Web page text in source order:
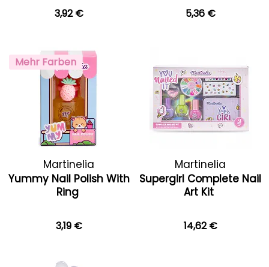
3,92 € 5,36 €
Mehr Farben
Martinelia
Yummy Nail Polish With
Ring
3,19 €
Martinelia
Supergirl Complete Nail
Art Kit
14,62 €